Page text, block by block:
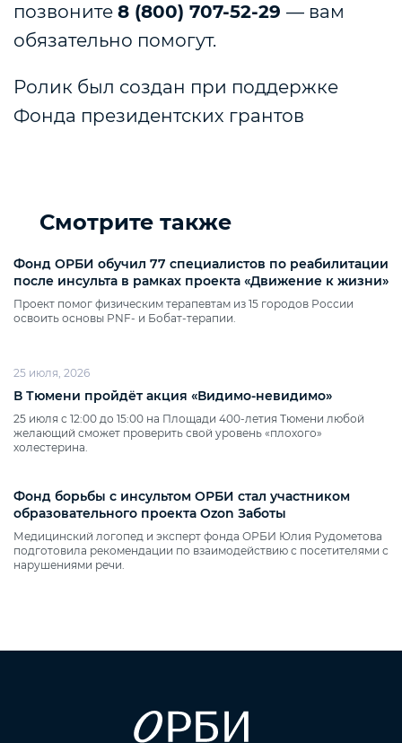
позвоните 8 (800) 707-52-29 — вам
обязательно помогут.
Ролик был создан при поддержке
Фонда президентских грантов
Смотрите также
Фонд ОРБИ обучил 77 специалистов по реабилитации
после инсульта в рамках проекта «Движение к жизни»
Проект помог физическим терапевтам из 15 городов России
освоить основы PNF‑ и Бобат‑терапии.
25 июля, 2026
В Тюмени пройдёт акция «Видимо‑невидимо»
25 июля с 12:00 до 15:00 на Площади 400‑летия Тюмени любой
желающий сможет проверить свой уровень «плохого»
холестерина.
Фонд борьбы с инсультом ОРБИ стал участником
образовательного проекта Ozon Заботы
Медицинский логопед и эксперт фонда ОРБИ Юлия Рудометова
подготовила рекомендации по взаимодействию с посетителями с
нарушениями речи.